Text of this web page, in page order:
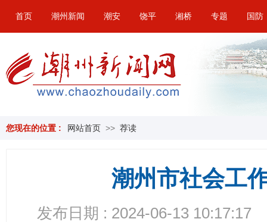
首页 潮州新闻 潮安 饶平 湘桥 专题 国防
您现在的位置 : 网站首页 >> 荐读
潮州市社会工
发布日期 : 2024-06-13 10:17:17